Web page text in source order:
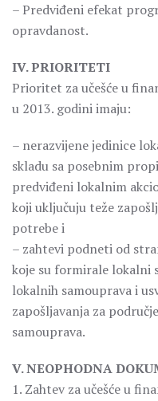
– Predviđeni efekat
opravdanost.
IV. PRIORITETI
Prioritet za učešće u
u 2013. godini imaju:
– nerazvijene jedinice
skladu sa posebnim
predviđeni lokalnim
koji uključuju teže
potrebe i
– zahtevi podneti od
koje su formirale lokalni
lokalnih samouprava i
zapošljavanja za
samouprava.
V. NEOPHODNA
1. Zahtev za učešće u